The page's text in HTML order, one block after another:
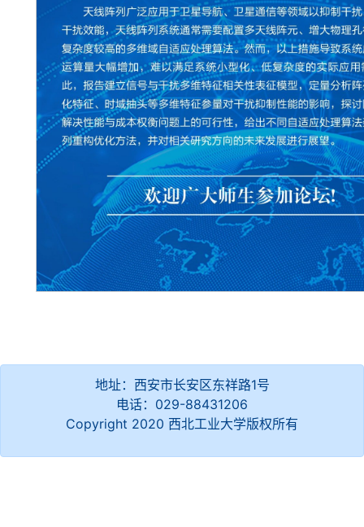
地址：西安市长安区东祥路1号
电话：029-88431206
Copyright 2020 西北工业大学版权所有